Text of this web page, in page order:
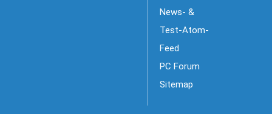
News- &
Test-Atom-
Feed
PC Forum
Sitemap